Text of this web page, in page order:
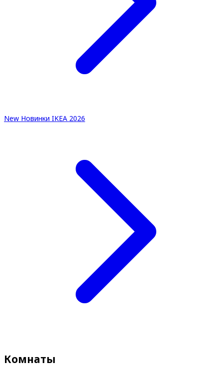
New Новинки IKEA 2026
Комнаты